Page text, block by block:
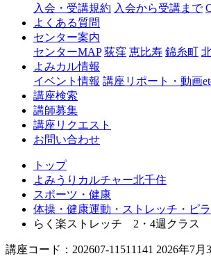
入会・受講規約 入会から受講まで
よくある質問
センター案内
センターMAP 荻窪 恵比寿 錦糸町
よみカル情報
イベント情報 講座リポート・動画
講座検索
講師募集
講座リクエスト
お問い合わせ
トップ
よみうりカルチャー北千住
スポーツ・健康
体操・健康運動・ストレッチ・ピ
らく楽ストレッチ 2・4週クラス
講座コード：202607-11511141 2026年7月